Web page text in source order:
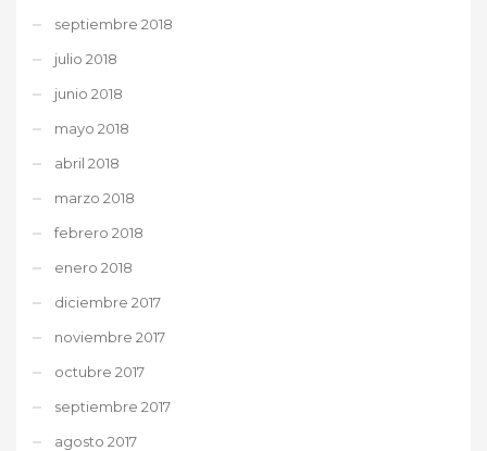
septiembre 2018
julio 2018
junio 2018
mayo 2018
abril 2018
marzo 2018
febrero 2018
enero 2018
diciembre 2017
noviembre 2017
octubre 2017
septiembre 2017
agosto 2017